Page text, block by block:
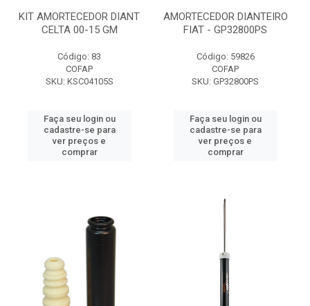
KIT AMORTECEDOR DIANT
CELTA 00-15 GM
Código: 83
COFAP
SKU: KSC04105S
Faça seu login ou
cadastre-se para
ver preços e
comprar
AMORTECEDOR DIANTEIRO
FIAT - GP32800PS
Código: 59826
COFAP
SKU: GP32800PS
Faça seu login ou
cadastre-se para
ver preços e
comprar